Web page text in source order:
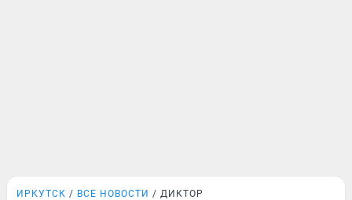
ИРКУТСК ВСЕ НОВОСТИ ДИКТОР